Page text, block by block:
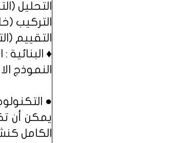
التحليل
التركيب
التقييم
♦
النموذج
●
يمكن أن
الكامل